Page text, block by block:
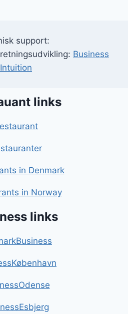
support:
Business
Intuition
links
in Denmark
in Norway
links